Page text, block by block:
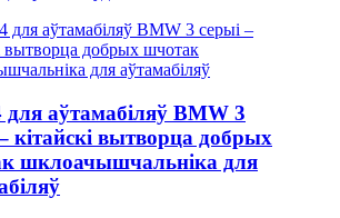
для аўтамабіляў BMW 3
кітайскі вытворца добрых
шклоачышчальніка для